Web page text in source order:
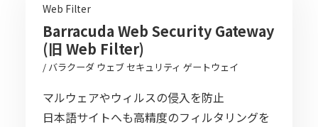
Web Filter
Barracuda Web Security Gateway
(旧 Web Filter)
/ バラクーダ ウェブ セキュリティ ゲートウェイ
マルウェアやウィルスの侵入を防止
日本語サイトへも高精度のフィルタリングを